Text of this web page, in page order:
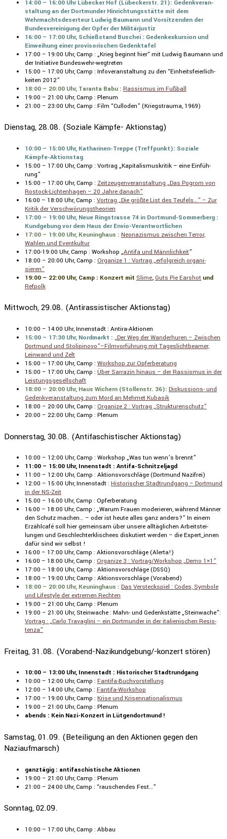
14:00 – 16:00 Uhr Lübecker Hof (Lübeckerstr. 21): Gedenk­ver­an­
stal­tung an der Dortmunder Hinrich­tungs­stätte mit dem
Wehrmachts­de­ser­teur Ludwig Baumann und Vorsit­zenden der
Bundes­ver­ei­ni­gung der Opfer der Militär­justiz
16:00 – 17:00 Uhr, Schieß­stand Buschei : Gedenk­ex­kur­sion und
Einwei­hung einer provi­so­ri­schen Gedenk­tafel
17:00 – 19:00 Uhr, Camp : „Krieg beginnt hier“ mit Ludwig Baumann und
der Initia­tive Bundes­wehr-wegtreten
15:00 – 17:00 Uhr, Camp : Infover­an­stal­tung zu den “Einheits­fei­er­lich­
keiten 2012”
18:00 – 20:00 Uhr, Taranta Babu : Rassismus im Fußball
19:00 – 21:00 Uhr, Camp : Plenum
21:00 – 23:00 Uhr, Camp : Film “Culloden” (Kriegs­trauma, 1969)
Dienstag, 28.08. (Soziale Kämpfe- Aktionstag)
10:00 – 15:00 Uhr, Katha­rinen-Treppe (Treff­punkt): Soziale
Kämpfe-Aktionstag
15:00 – 17:00 Uhr, Camp : Vortrag „Kapita­lis­mus­kritik – eine Einfüh­
rung”
15:00 – 17:00 Uhr, Camp : Zeitzeu­gen­ver­an­stal­tung „Das Pogrom von
Rostock-Lichten­hagen – 20 Jahre danach”
16:00 – 18:00 Uhr, Camp : Vortrag „Die größte List des Teufels…” – Zur
Kritik der Verschwö­rungs­theo­rien
17:00 – 19:00 Uhr, Neue Ringstrasse 74 in Dortmund-Sommer­berg :
Kundge­bung vor dem Haus der Envio-Verant­wort­li­chen
17:00 – 19:00 Uhr, Keuning­haus : Neona­zismus zwischen Terror,
Wahlen und Event­kultur
17:00-19:00 Uhr, Camp : Workshop „Antifa und Männlich­keit”
18:00 – 20:00 Uhr, Camp : Organize 1 : Vortrag „erfolg­reich organi­
sieren”
19:00 – 22:00 Uhr, Camp : Konzert mit Slime,Guts Pie Earshot und
Refpolk
Mittwoch, 29.08. (Antirassistischer Aktionstag)
10:00 – 14:00 Uhr, Innen­stadt : Antira-Aktionen
15:00 – 17:30 Uhr, Nordmarkt : „Der Weg der Wander­huren – Zwischen
Dortmund und Stolipinovo”–Filmvorführung mit Tages­licht­beamer,
Leinwand und Zelt
15:00 – 17:00 Uhr, Camp : Workshop zur Opfer­be­ra­tung
15:00 – 17:00 Uhr, Camp : Über Sarrazin hinaus – der Rassismus in der
Leistungs­ge­sell­schaft
18:00 – 20:00 Uhr, Haus Wichern (Stollenstr. 36): Diskus­sions- und
Gedenk­ver­an­stal­tung zum Mord an Mehmet Kubasik
18:00 – 20:00 Uhr, Camp : Organize 2 : Vortrag „Struk­tu­renschutz”
20:00 – 22:00 Uhr, Camp : Plenum
Donnerstag, 30.08. (Antifaschistischer Aktionstag)
10:00 – 12:00 Uhr, Camp : Workshop „Was tun wenn’s brennt”
11:00 – 15:00 Uhr, Innen­stadt : Antifa-Schnit­zel­jagd
11:00 – 12:00 Uhr, Camp : Aktions­vor­schläge (Dortmund Nazifrei)
12:00 – 15:00 Uhr, Innen­stadt : Histo­ri­scher Stadt­rund­gang – Dortmund
in der NS-Zeit
15.00 – 16.00 Uhr, Camp : Opfer­be­ra­tung
16:00 – 18:00 Uhr, Camp : „Warum Frauen moderieren, während Männer
den Schutz machen… – oder ist heute alles ganz anders?” In einem
Erzähl­café soll hier gemeinsam über unsere alltäg­li­chen Arbeits­tei­
lungen und Geschlech­ter­kli­schees disku­tiert werden – die Expert_innen
dafür sind wir selbst !
16:00 – 17:00 Uhr, Camp : Aktions­vor­schläge (Alerta!)
16:00 – 18:00 Uhr, Camp : Organize 3 : Vortrag/Workshop „Demo 1×1”
17:00 – 18:00 Uhr, Camp : Aktions­vor­schläge (DSSQ)
18:00 – 19:00 Uhr, Camp : Aktions­vor­schläge (Vorabend)
18:00 – 20:00 Uhr, Keuning­haus : Das Versteck­spiel : Codes, Symbole
und Lifestyle der extremen Rechten
19:00 – 21:00 Uhr, Camp : Plenum
19:00 – 21:00 Uhr, Stein­wache : Mahn- und Gedenk­stätte „Stein­wache”:
Vortrag : „Carlo Travag­lini – ein Dortmunder in der italie­ni­schen Resis­
tenza”
Freitag, 31.08. (Vorabend-Nazikundgebung/-konzert stören)
10:00 – 13:00 Uhr, Innen­stadt : Histo­ri­scher Stadt­rund­gang
10:00 – 12:00 Uhr, Camp : Fantifa-Buchvor­stel­lung
12:00 – 14:00 Uhr, Camp : Fantifa-Workshop
17:00 – 19:00 Uhr, Camp : Krise und Krisen­na­tio­na­lismus
19:00 – 21:00 Uhr, Camp : Plenum
abends : Kein Nazi-Konzert in Lütgen­dort­mund !
Samstag, 01.09. (Beteiligung an den Aktionen gegen den
Naziaufmarsch)
ganztägig : antifa­schis­ti­sche Aktionen
19:00 – 21:00 Uhr, Camp : Plenum
21:00 – 24:00 Uhr, Camp : “rauschendes Fest…”
Sonntag, 02.09.
10:00 – 17:00 Uhr, Camp : Abbau